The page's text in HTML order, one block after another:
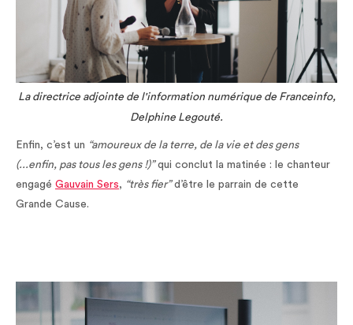
La directrice adjointe de l'information numérique de Franceinfo,
Delphine Legouté.
Enfin, c’est un “amoureux de la terre, de la vie et des gens
(...enfin, pas tous les gens !)”qui conclut la matinée : le chanteur
engagé Gauvain Sers, “très fier”d’être le parrain de cette
Grande Cause.